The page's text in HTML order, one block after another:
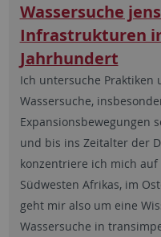
Wassersuche
Infrastrukturen
Jahrhundert
Ich untersuche Praktiken
Wassersuche,
Expansionsbewegungen
und bis ins Zeitalter der
konzentriere ich mich
Südwesten Afrikas, im
geht mir also um eine
Wassersuche in